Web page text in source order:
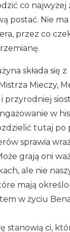
co najwyżej
postać. Nie
przez co
składa się z
Mieczy,
i przyrodniej
w
tutaj po
sprawia
grają oni
ale nie
mają
w życiu
stanowią ci,